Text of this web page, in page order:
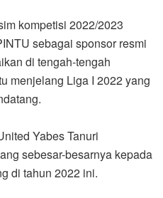
kompetisi 2022/2023
sebagai sponsor resmi
di tengah-tengah
menjelang Liga I 2022 yang
Yabes Tanuri
sebesar-besarnya kepada
di tahun 2022 ini.